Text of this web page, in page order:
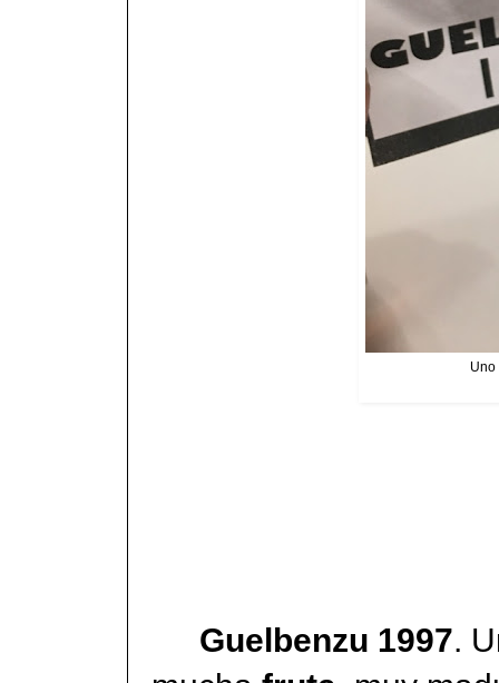
Uno
Guelbenzu 1997.